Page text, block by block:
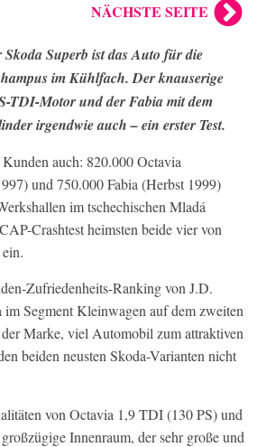
NÄCHSTE SEITE
Superb ist das Auto für die
im Kühlfach. Der knauserige
TDI-Motor und der Fabia mit dem
irgendwie auch – ein erster Test.
auch: 820.000 Octavia
und 750.000 Fabia (Herbst 1999)
im tschechischen Mladá
Crashtest heimsten beide vier von
Zufriedenheits-Ranking von J.D.
im Segment Kleinwagen auf dem zweiten
Marke, viel Automobil zum attraktiven
beiden neusten Skoda-Varianten nicht
von Octavia 1,9 TDI (130 PS) und
Innenraum, der sehr große und